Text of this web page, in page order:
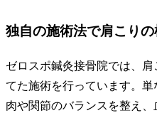
独自の施術法で肩こり
ゼロスポ鍼灸接骨院では、
てた施術を行っています。
肉や関節のバランスを整え